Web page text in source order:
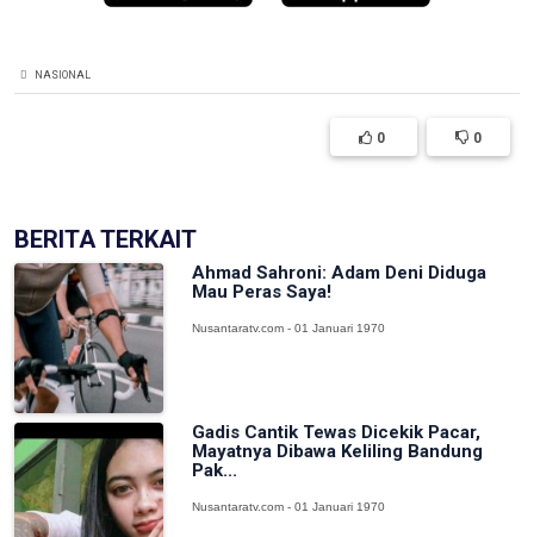
NASIONAL
0 0
BERITA TERKAIT
Ahmad Sahroni: Adam Deni Diduga
Mau Peras Saya!
Nusantaratv.com - 01 Januari 1970
Gadis Cantik Tewas Dicekik Pacar,
Mayatnya Dibawa Keliling Bandung
Pak...
Nusantaratv.com - 01 Januari 1970